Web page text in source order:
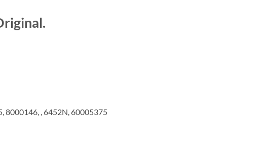
8000146, , 6452N, 60005375